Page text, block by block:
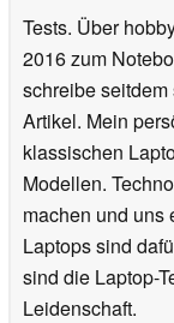
Tests. Über
2016 zum
schreibe
Artikel. Mein
klassischen
Modellen.
machen und uns
Laptops sind
sind die Laptop-
Leidenschaft.